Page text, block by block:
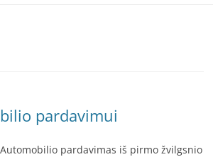
pardavimui
pardavimas iš pirmo žvilgsnio